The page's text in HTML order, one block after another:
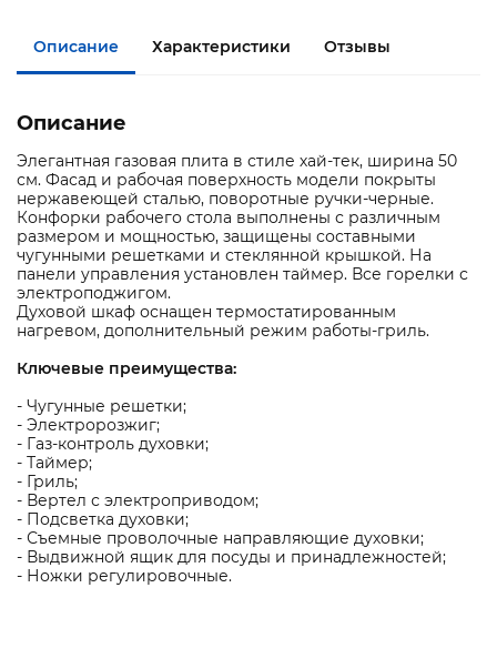
Описание Характеристики Отзывы
Описание
Элегантная газовая плита в стиле хай-тек, ширина 50
см. Фасад и рабочая поверхность модели покрыты
нержавеющей сталью, поворотные ручки-черные.
Конфорки рабочего стола выполнены с различным
размером и мощностью, защищены составными
чугунными решетками и стеклянной крышкой. На
панели управления установлен таймер. Все горелки с
электроподжигом.
Духовой шкаф оснащен термостатированным
нагревом, дополнительный режим работы-гриль.
Ключевые преимущества:
- Чугунные решетки;
- Электророзжиг;
- Газ-контроль духовки;
- Таймер;
- Гриль;
- Вертел с электроприводом;
- Подсветка духовки;
- Съемные проволочные направляющие духовки;
- Выдвижной ящик для посуды и принадлежностей;
- Ножки регулировочные.